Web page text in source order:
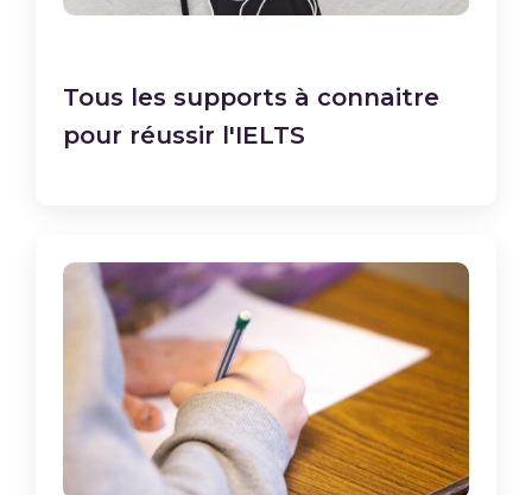
Tous les supports à connaitre
pour réussir l'IELTS